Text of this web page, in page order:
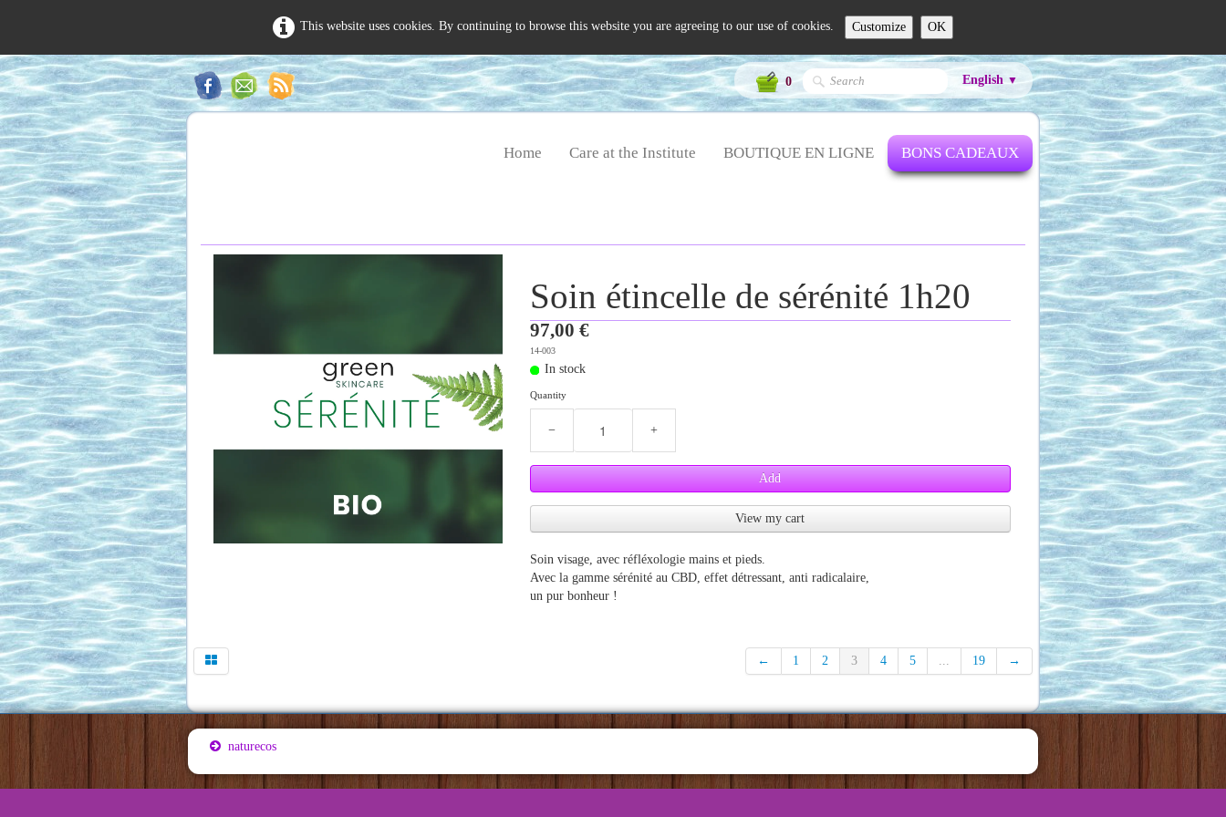
This website uses cookies. By continuing to browse this website you are agreeing to our use of cookies. Customize OK
0 English ▼
Home Care at the Institute BOUTIQUE EN LIGNE BONS CADEAUX
Soin étincelle de sérénité 1h20
97,00 €
14-003
In stock
Quantity
− +
Add
View my cart
Soin visage, avec réfléxologie mains et pieds.
Avec la gamme sérénité au CBD, effet détressant, anti radicalaire,
un pur bonheur !
← 1 2 3 4 5 ... 19 →
naturecos